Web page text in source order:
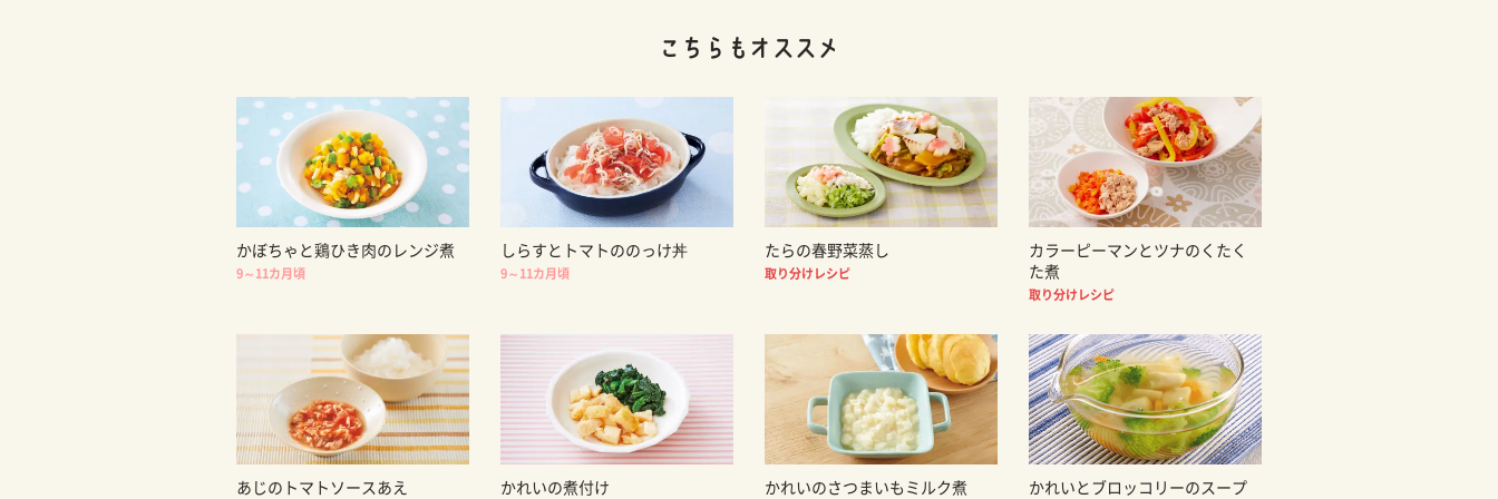
かぼちゃと鶏ひき肉のレンジ煮
9～11カ月頃
しらすとトマトののっけ丼
9～11カ月頃
たらの春野菜蒸し
取り分けレシピ
カラーピーマンとツナのくたく
た煮
取り分けレシピ
あじのトマトソースあえ かれいの煮付け かれいのさつまいもミルク煮 かれいとブロッコリーのスープ